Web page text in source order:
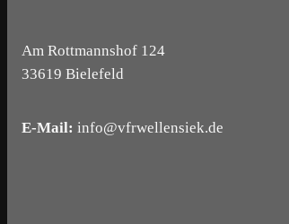
Am Rottmannshof 124
33619 Bielefeld
E-Mail: info@vfrwellensiek.de